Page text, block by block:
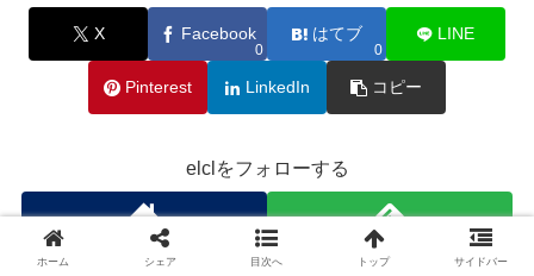
X Facebook
0
はてブ
0
LINE
Pinterest LinkedIn コピー
elclをフォローする
ホーム シェア 目次へ トップ サイドバー